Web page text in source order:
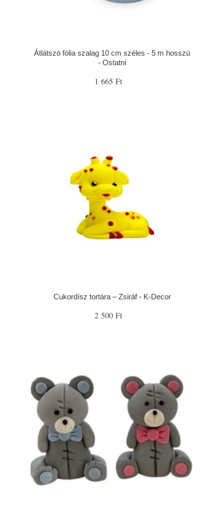
Átlátszó fólia szalag 10 cm széles - 5 m hosszú
- Ostatní
1 665 Ft
Cukordísz tortára – Zsiráf - K-Decor
2 500 Ft